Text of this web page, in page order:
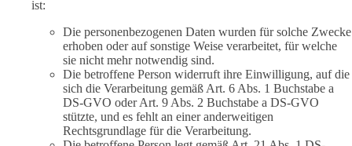
ist:
Die personenbezogenen Daten wurden für solche Zwecke
erhoben oder auf sonstige Weise verarbeitet, für welche
sie nicht mehr notwendig sind.
Die betroffene Person widerruft ihre Einwilligung, auf die
sich die Verarbeitung gemäß Art. 6 Abs. 1 Buchstabe a
DS-GVO oder Art. 9 Abs. 2 Buchstabe a DS-GVO
stützte, und es fehlt an einer anderweitigen
Rechtsgrundlage für die Verarbeitung.